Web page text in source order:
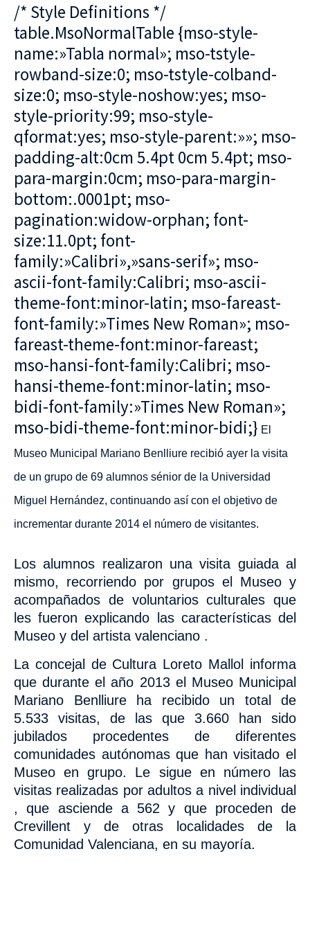
/* Style Definitions */
table.MsoNormalTable {mso-style-
name:»Tabla normal»; mso-tstyle-
rowband-size:0; mso-tstyle-colband-
size:0; mso-style-noshow:yes; mso-
style-priority:99; mso-style-
qformat:yes; mso-style-parent:»»; mso-
padding-alt:0cm 5.4pt 0cm 5.4pt; mso-
para-margin:0cm; mso-para-margin-
bottom:.0001pt; mso-
pagination:widow-orphan; font-
size:11.0pt; font-
family:»Calibri»,»sans-serif»; mso-
ascii-font-family:Calibri; mso-ascii-
theme-font:minor-latin; mso-fareast-
font-family:»Times New Roman»; mso-
fareast-theme-font:minor-fareast;
mso-hansi-font-family:Calibri; mso-
hansi-theme-font:minor-latin; mso-
bidi-font-family:»Times New Roman»;
mso-bidi-theme-font:minor-bidi;} El
Museo Municipal Mariano Benlliure recibió ayer la visita
de un grupo de 69 alumnos sénior de la Universidad
Miguel Hernández, continuando así con el objetivo de
incrementar durante 2014 el número de visitantes.
Los alumnos realizaron una visita guiada al
mismo, recorriendo por grupos el Museo y
acompañados de voluntarios culturales que
les fueron explicando las características del
Museo y del artista valenciano .
La concejal de Cultura Loreto Mallol informa
que durante el año 2013 el Museo Municipal
Mariano Benlliure ha recibido un total de
5.533 visitas, de las que 3.660 han sido
jubilados procedentes de diferentes
comunidades autónomas que han visitado el
Museo en grupo. Le sigue en número las
visitas realizadas por adultos a nivel individual
, que asciende a 562 y que proceden de
Crevillent y de otras localidades de la
Comunidad Valenciana, en su mayoría.